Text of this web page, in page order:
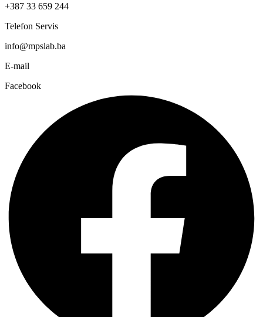
+387 33 659 244
Telefon Servis
info@mpslab.ba
E-mail
Facebook